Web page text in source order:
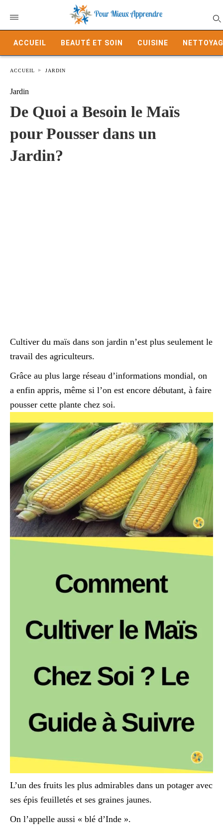
ACCUEIL BEAUTÉ ET SOIN CUISINE
ACCUEIL JARDIN
Jardin
De Quoi a Besoin le Maïs
pour Pousser dans un
Jardin?
Cultiver du maïs dans son jardin n’est plus seulement le
travail des agriculteurs.
Grâce au plus large réseau d’informations mondial, on
a enfin appris, même si l’on est encore débutant, à faire
pousser cette plante chez soi.
L’un des fruits les plus admirables dans un potager avec
ses épis feuilletés et ses graines jaunes.
On l’appelle aussi « blé d’Inde ».